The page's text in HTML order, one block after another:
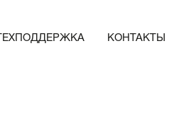
ТЕХПОДДЕРЖКА КОНТАКТЫ